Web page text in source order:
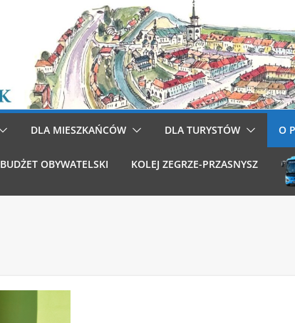
DLA MIESZKAŃCÓW DLA TURYSTÓW O
BUDŻET OBYWATELSKI KOLEJ ZEGRZE-PRZASNYSZ